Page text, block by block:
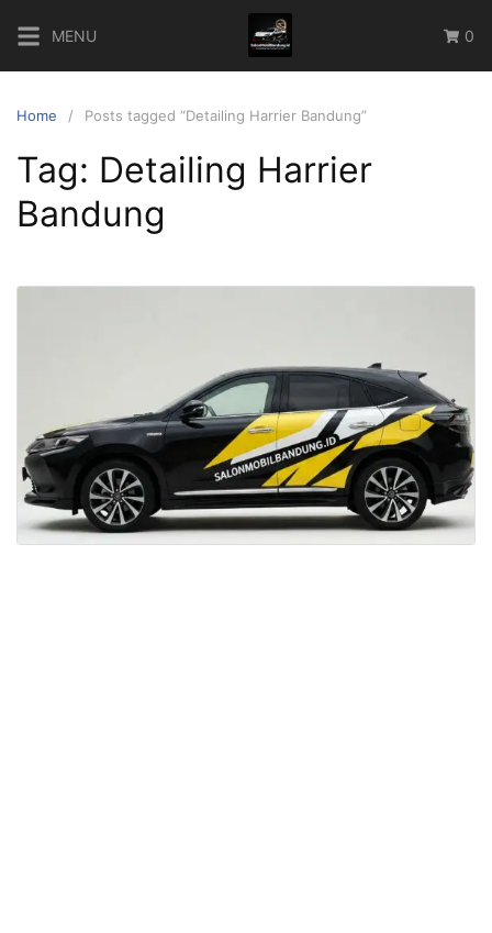
content
MENU 0
Home Posts tagged “Detailing Harrier Bandung”
Tag: Detailing Harrier
Bandung